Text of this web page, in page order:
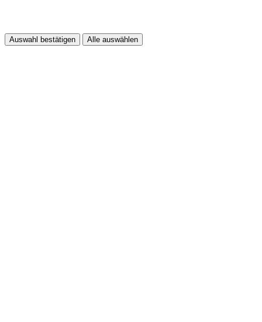
Auswahl bestätigen Alle auswählen